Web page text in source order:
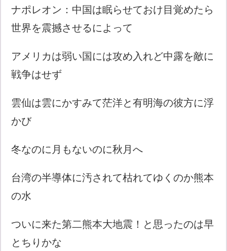
ナポレオン：中国は眠らせておけ目覚めたら
世界を震撼させるによって
アメリカは弱い国には攻め入れど中露を敵に
戦争はせず
雲仙は雲にかすみて茫洋と有明海の彼方に浮
かび
冬なのに月もないのに秋月へ
台湾の半導体に汚されて枯れてゆくのか熊本
の水
ついに来た第二熊本大地震！と思ったのは早
とちりかな